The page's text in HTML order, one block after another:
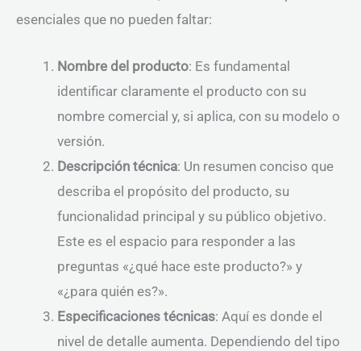
esenciales que no pueden faltar:
Nombre del producto: Es fundamental
identificar claramente el producto con su
nombre comercial y, si aplica, con su modelo o
versión.
Descripción técnica: Un resumen conciso que
describa el propósito del producto, su
funcionalidad principal y su público objetivo.
Este es el espacio para responder a las
preguntas «¿qué hace este producto?» y
«¿para quién es?».
Especificaciones técnicas: Aquí es donde el
nivel de detalle aumenta. Dependiendo del tipo